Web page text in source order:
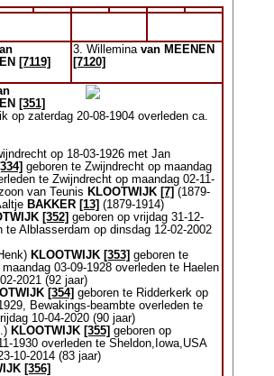
[7119]
3. Willemina van MEENEN
[7120]
[351]
op zaterdag 20-08-1904 overleden ca.
op 18-03-1926 met Jan
geboren te Zwijndrecht op maandag
te Zwijndrecht op maandag 02-11-
van Teunis KLOOTWIJK [7] (1879-
BAKKER [13] (1879-1914)
[352] geboren op vrijdag 31-12-
te Alblasserdam op dinsdag 12-02-2002
KLOOTWIJK [353] geboren te
03-09-1928 overleden te Haelen
2021 (92 jaar)
[354] geboren te Ridderkerk op
Bewakings-beambte overleden te
10-04-2020 (90 jaar)
KLOOTWIJK [355] geboren op
1930 overleden te Sheldon,Iowa,USA
10-2014 (83 jaar)
[356]